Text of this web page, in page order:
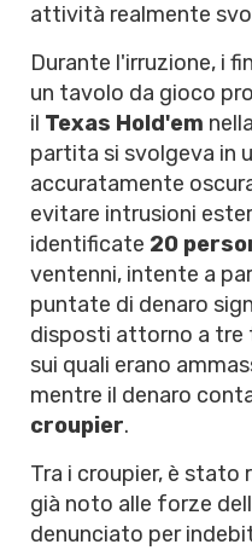
attività realmente
Durante l'irruzione, i
un tavolo da gioco
il Texas Hold'em
partita si svolgeva in
accuratamente
evitare intrusioni
identificate 20
ventenni, intente a
puntate di denaro
disposti attorno a tre
sui quali erano
mentre il denaro
croupier.
Tra i croupier, è stato
già noto alle forze
denunciato per